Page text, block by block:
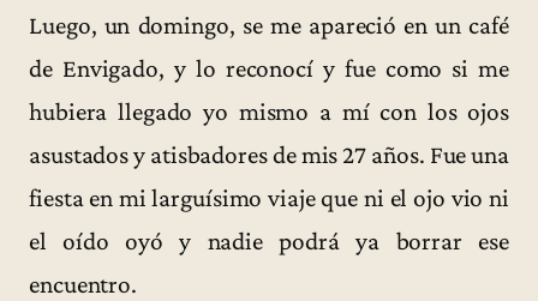
Luego, un domingo, se me apareció en un café
de Envigado, y lo reconocí y fue como si me
hubiera llegado yo mismo a mí con los ojos
asustados y atisbadores de mis 27 años. Fue una
fiesta en mi larguísimo viaje que ni el ojo vio ni
el oído oyó y nadie podrá ya borrar ese
encuentro.